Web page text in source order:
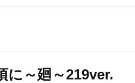
に～廻～219ver.